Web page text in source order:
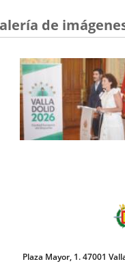
de
Plaza Mayor, 1. 47001